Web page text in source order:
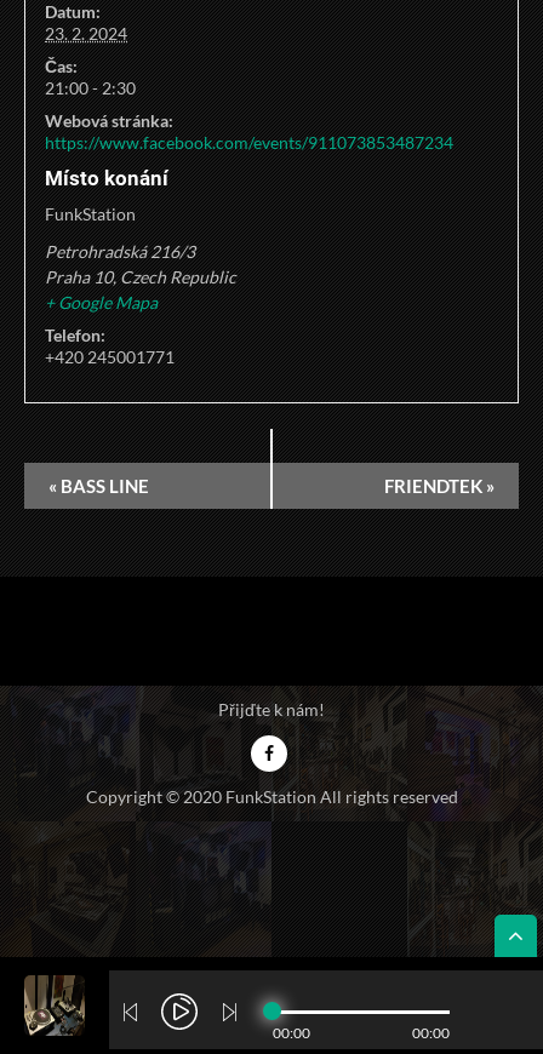
Datum:
23. 2. 2024
Čas:
21:00 - 2:30
Webová stránka:
https://www.facebook.com/events/911073853487234
Místo konání
FunkStation
Petrohradská 216/3
Praha 10,Czech Republic
+ Google Mapa
Telefon:
+420 245001771
« BASS LINE FRIENDTEK »
Přijďte k nám!
Copyright © 2020 FunkStation All rights reserved
ŽIVĚ Z PODNIKU
00:00 00:00